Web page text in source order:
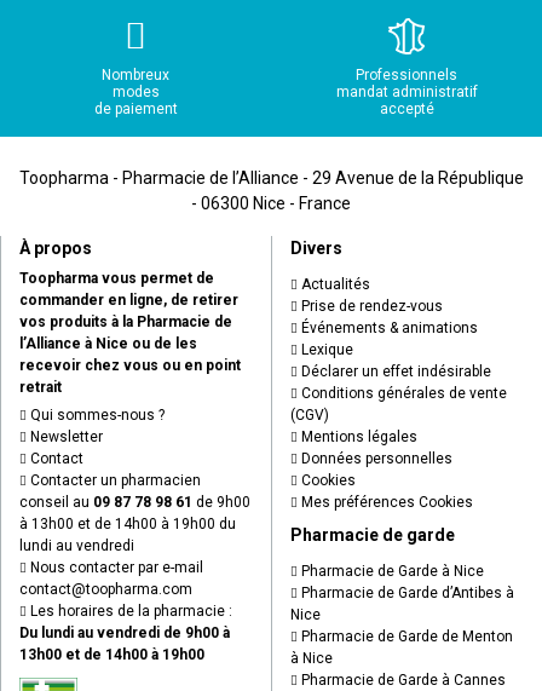
Nombreux
modes
de paiement
Professionnels
mandat administratif
accepté
Toopharma - Pharmacie de l’Alliance - 29 Avenue de la République
- 06300 Nice - France
À propos
Toopharma vous permet de
commander en ligne, de retirer
vos produits à la Pharmacie de
l’Alliance à Nice ou de les
recevoir chez vous ou en point
retrait
Qui sommes-nous ?
Newsletter
Contact
Contacter un pharmacien
conseil au 09 87 78 98 61 de 9h00
à 13h00 et de 14h00 à 19h00 du
lundi au vendredi
Nous contacter par e-mail
contact@toopharma.com
Les horaires de la pharmacie :
Du lundi au vendredi de 9h00 à
13h00 et de 14h00 à 19h00
Divers
Actualités
Prise de rendez-vous
Événements & animations
Lexique
Déclarer un effet indésirable
Conditions générales de vente
(CGV)
Mentions légales
Données personnelles
Cookies
Mes préférences Cookies
Pharmacie de garde
Pharmacie de Garde à Nice
Pharmacie de Garde d’Antibes à
Nice
Pharmacie de Garde de Menton
à Nice
Pharmacie de Garde à Cannes